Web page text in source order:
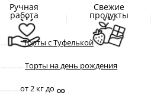
Ручная
работа
Свежие
продукты
Торты с Туфелькой
Торты на день рождения
от 2 кг до ∞